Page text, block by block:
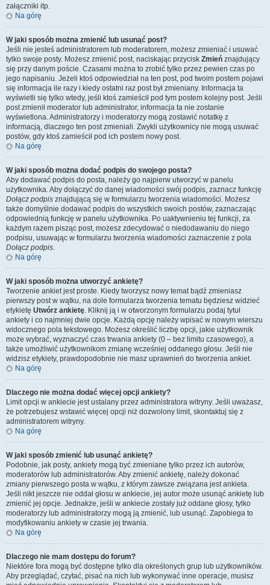
załączniki itp.
Na górę
W jaki sposób można zmienić lub usunąć post?
Jeśli nie jesteś administratorem lub moderatorem, możesz zmieniać i usuwać
tylko swoje posty. Możesz zmienić post, naciskając przycisk Zmień znajdujący
się przy danym poście. Czasami można to zrobić tylko przez pewien czas po
jego napisaniu. Jeżeli ktoś odpowiedział na ten post, pod twoim postem pojawi
się informacja ile razy i kiedy ostatni raz post był zmieniany. Informacja ta
wyświetli się tylko wtedy, jeśli ktoś zamieścił pod tym postem kolejny post. Jeśli
post zmienił moderator lub administrator, informacja ta nie zostanie
wyświetlona. Administratorzy i moderatorzy mogą zostawić notatkę z
informacją, dlaczego ten post zmieniali. Zwykli użytkownicy nie mogą usuwać
postów, gdy ktoś zamieścił pod ich postem nowy post.
Na górę
W jaki sposób można dodać podpis do swojego posta?
Aby dodawać podpis do posta, należy go najpierw utworzyć w panelu
użytkownika. Aby dołączyć do danej wiadomości swój podpis, zaznacz funkcję
Dołącz podpis znajdującą się w formularzu tworzenia wiadomości. Możesz
także domyślnie dodawać podpis do wszystkich swoich postów, zaznaczając
odpowiednią funkcję w panelu użytkownika. Po uaktywnieniu tej funkcji, za
każdym razem pisząc post, możesz zdecydować o niedodawaniu do niego
podpisu, usuwając w formularzu tworzenia wiadomości zaznaczenie z pola
Dołącz podpis.
Na górę
W jaki sposób można utworzyć ankietę?
Tworzenie ankiet jest proste. Kiedy tworzysz nowy temat bądź zmieniasz
pierwszy post w wątku, na dole formularza tworzenia tematu będziesz widzieć
etykietę Utwórz ankietę. Kliknij ją i w otworzonym formularzu podaj tytuł
ankiety i co najmniej dwie opcje. Każdą opcję należy wpisać w nowym wierszu
widocznego pola tekstowego. Możesz określić liczbę opcji, jakie użytkownik
może wybrać, wyznaczyć czas trwania ankiety (0 – bez limitu czasowego), a
także umożliwić użytkownikom zmianę wcześniej oddanego głosu. Jeśli nie
widzisz etykiety, prawdopodobnie nie masz uprawnień do tworzenia ankiet.
Na górę
Dlaczego nie można dodać więcej opcji ankiety?
Limit opcji w ankiecie jest ustalany przez administratora witryny. Jeśli uważasz,
że potrzebujesz wstawić więcej opcji niż dozwolony limit, skontaktuj się z
administratorem witryny.
Na górę
W jaki sposób zmienić lub usunąć ankietę?
Podobnie, jak posty, ankiety mogą być zmieniane tylko przez ich autorów,
moderatorów lub administratorów. Aby zmienić ankietę, należy dokonać
zmiany pierwszego posta w wątku, z którym zawsze związana jest ankieta.
Jeśli nikt jeszcze nie oddał głosu w ankiecie, jej autor może usunąć ankietę lub
zmienić jej opcje. Jednakże, jeśli w ankiecie zostały już oddane głosy, tylko
moderatorzy lub administratorzy mogą ją zmienić, lub usunąć. Zapobiega to
modyfikowaniu ankiety w czasie jej trwania.
Na górę
Dlaczego nie mam dostępu do forum?
Niektóre fora mogą być dostępne tylko dla określonych grup lub użytkowników.
Aby przeglądać, czytać, pisać na nich lub wykonywać inne operacje, musisz